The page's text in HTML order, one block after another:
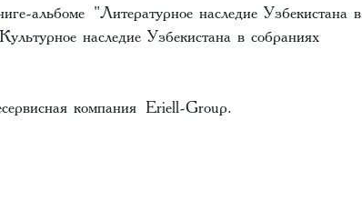
альбоме "Литературное наследие Узбекистана в
наследие Узбекистана в собраниях
компания Eriell-Group.